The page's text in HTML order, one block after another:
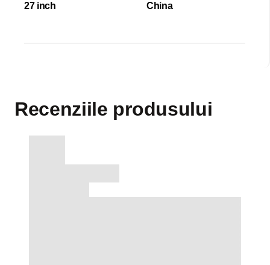
27 inch China
Recenziile produsului